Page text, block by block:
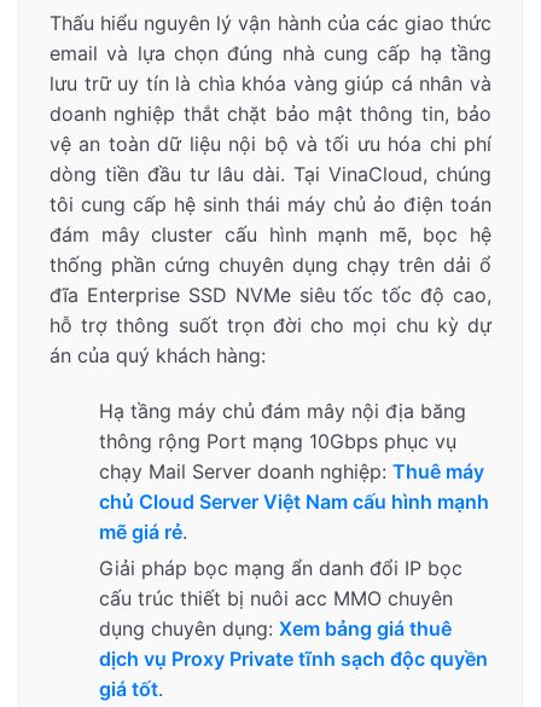
Thấu hiểu nguyên lý vận hành của các giao thức
email và lựa chọn đúng nhà cung cấp hạ tầng
lưu trữ uy tín là chìa khóa vàng giúp cá nhân và
doanh nghiệp thắt chặt bảo mật thông tin, bảo
vệ an toàn dữ liệu nội bộ và tối ưu hóa chi phí
dòng tiền đầu tư lâu dài. Tại VinaCloud, chúng
tôi cung cấp hệ sinh thái máy chủ ảo điện toán
đám mây cluster cấu hình mạnh mẽ, bọc hệ
thống phần cứng chuyên dụng chạy trên dải ổ
đĩa Enterprise SSD NVMe siêu tốc tốc độ cao,
hỗ trợ thông suốt trọn đời cho mọi chu kỳ dự
án của quý khách hàng:
Hạ tầng máy chủ đám mây nội địa băng
thông rộng Port mạng 10Gbps phục vụ
chạy Mail Server doanh nghiệp: Thuê máy
chủ Cloud Server Việt Nam cấu hình mạnh
mẽ giá rẻ.
Giải pháp bọc mạng ẩn danh đổi IP bọc
cấu trúc thiết bị nuôi acc MMO chuyên
dụng chuyên dụng: Xem bảng giá thuê
dịch vụ Proxy Private tĩnh sạch độc quyền
giá tốt.